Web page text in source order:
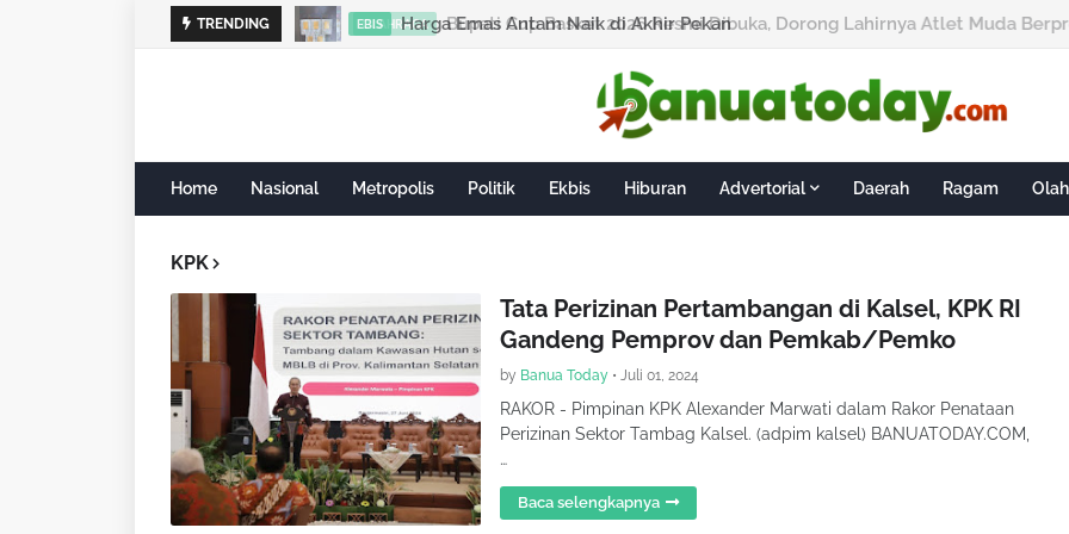
TRENDING EBIS Harga Emas Antam Naik di Akhir Pekan
Home Nasional Metropolis Politik Ekbis Hiburan Advertorial Daerah Ragam
KPK
Tata Perizinan Pertambangan di Kalsel, KPK RI
Gandeng Pemprov dan Pemkab/Pemko
by Banua Today • Juli 01, 2024
RAKOR - Pimpinan KPK Alexander Marwati dalam Rakor Penataan
Perizinan Sektor Tambag Kalsel. (adpim kalsel) BANUATODAY.COM,
…
Baca selengkapnya